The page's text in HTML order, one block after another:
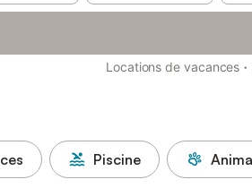
Locations de vacances ·
Piscine